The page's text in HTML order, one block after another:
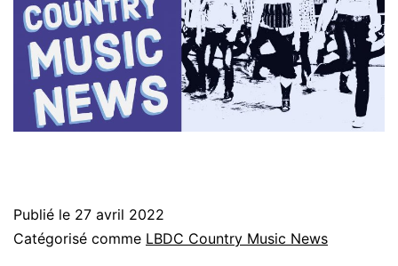
Publié le 27 avril 2022
Catégorisé comme LBDC Country Music News